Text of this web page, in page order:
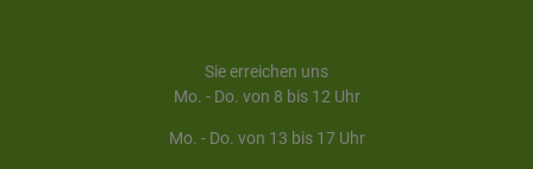
Sie erreichen uns
Mo. - Do. von 8 bis 12 Uhr
Mo. - Do. von 13 bis 17 Uhr